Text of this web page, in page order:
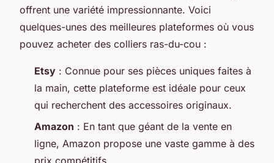
offrent une variété impressionnante. Voici
quelques-unes des meilleures plateformes où vous
pouvez acheter des colliers ras-du-cou :
Etsy : Connue pour ses pièces uniques faites à
la main, cette plateforme est idéale pour ceux
qui recherchent des accessoires originaux.
Amazon : En tant que géant de la vente en
ligne, Amazon propose une vaste gamme à des
prix compétitifs.